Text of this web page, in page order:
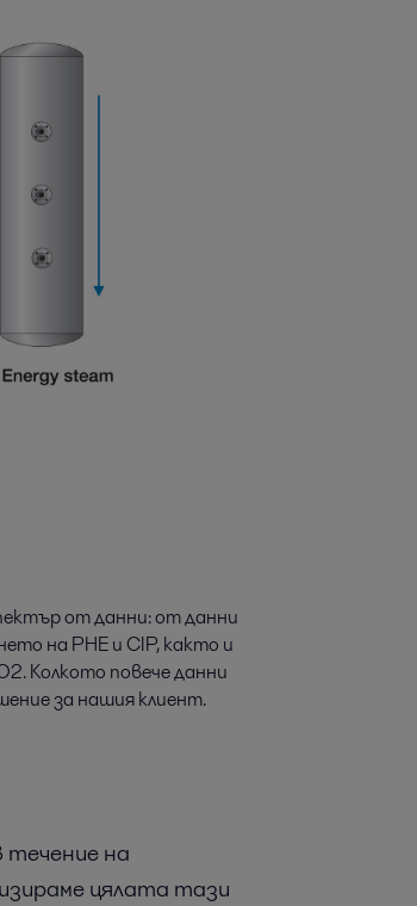
от данни: от данни
на PHE и CIP, както и
Колкото повече данни
за нашия клиент.
на
цялата тази